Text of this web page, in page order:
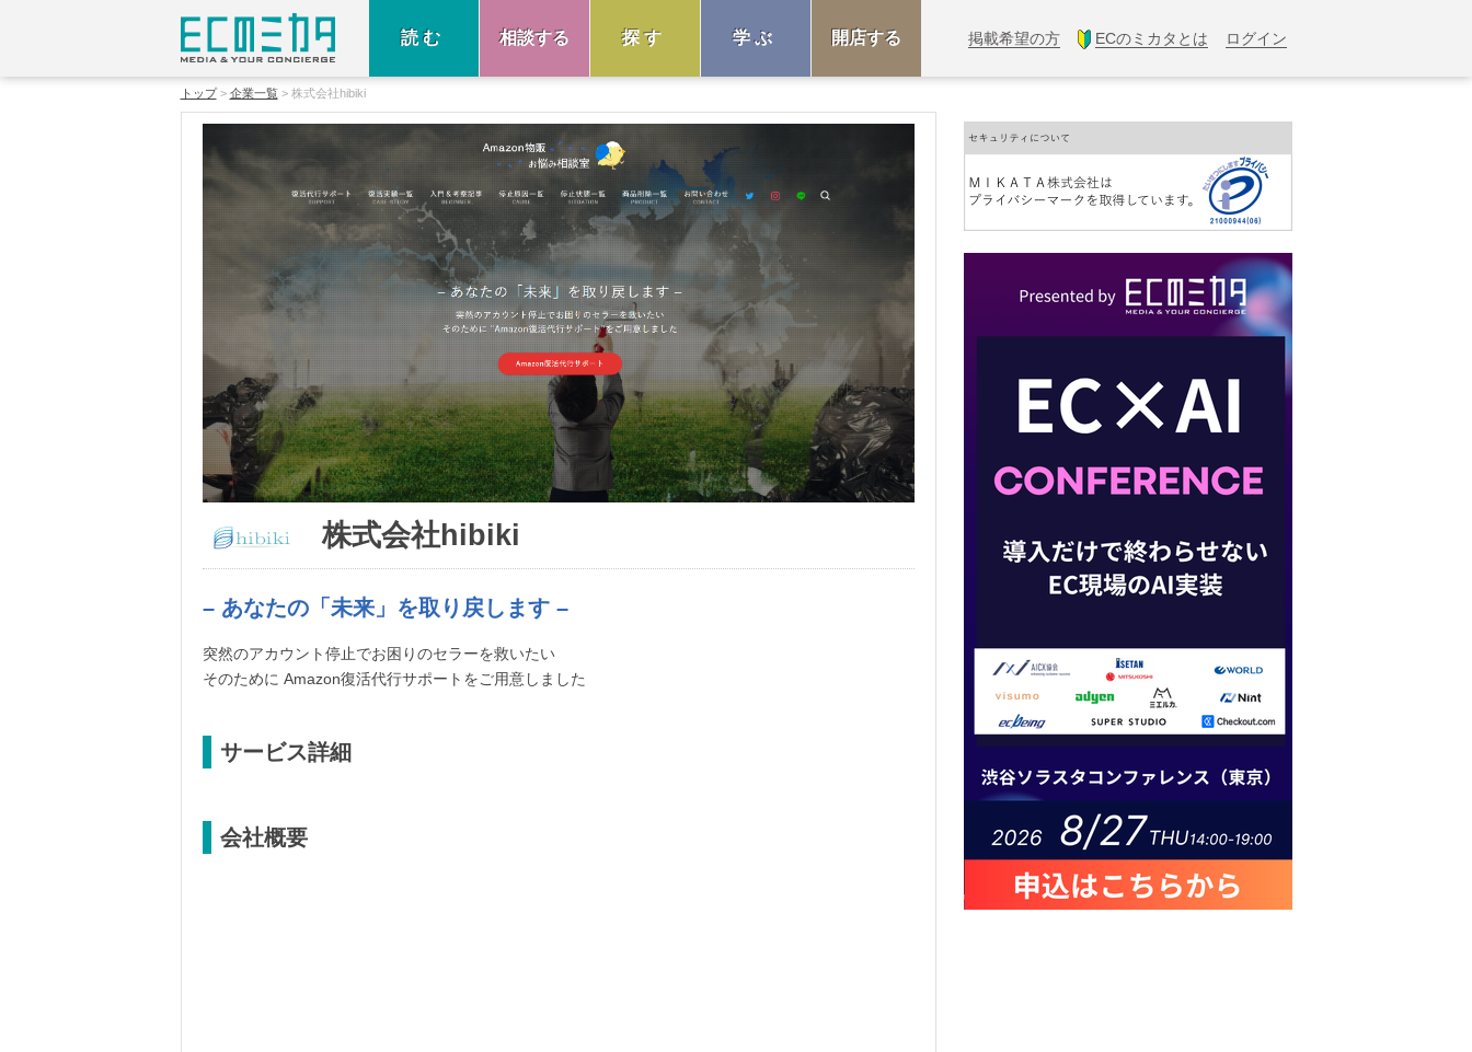
読む 相談する 探す 学ぶ 開店する 掲載希望の方 ECのミカタとは ログイン
トップ 企業一覧 株式会社hibiki
株式会社hibiki
– あなたの「未来」を取り戻します –
突然のアカウント停止でお困りのセラーを救いたい
そのために Amazon復活代行サポートをご用意しました
サービス詳細
会社概要